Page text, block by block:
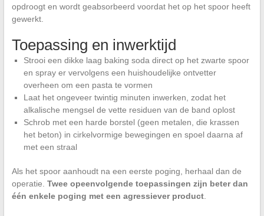
opdroogt en wordt geabsorbeerd voordat het op het spoor heeft
gewerkt.
Toepassing en inwerktijd
Strooi een dikke laag baking soda direct op het zwarte spoor
en spray er vervolgens een huishoudelijke ontvetter
overheen om een pasta te vormen
Laat het ongeveer twintig minuten inwerken, zodat het
alkalische mengsel de vette residuen van de band oplost
Schrob met een harde borstel (geen metalen, die krassen
het beton) in cirkelvormige bewegingen en spoel daarna af
met een straal
Als het spoor aanhoudt na een eerste poging, herhaal dan de
operatie. Twee opeenvolgende toepassingen zijn beter dan
één enkele poging met een agressiever product.